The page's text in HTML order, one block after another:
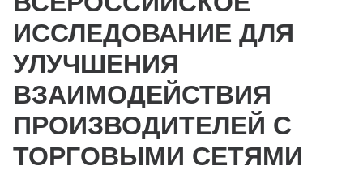
ИССЛЕДОВАНИЕ ДЛЯ
УЛУЧШЕНИЯ
ВЗАИМОДЕЙСТВИЯ
ПРОИЗВОДИТЕЛЕЙ С
ТОРГОВЫМИ СЕТЯМИ